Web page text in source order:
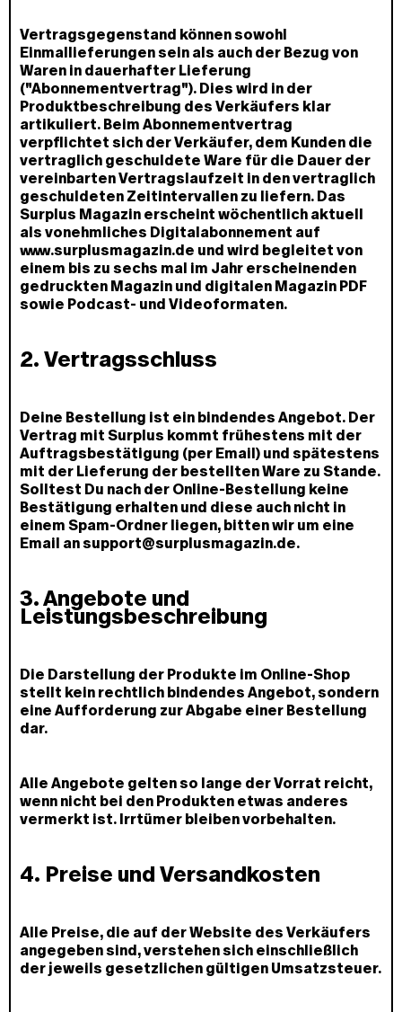
Vertragsgegenstand können sowohl
Einmallieferungen sein als auch der Bezug von
Waren in dauerhafter Lieferung
("Abonnementvertrag"). Dies wird in der
Produktbeschreibung des Verkäufers klar
artikuliert. Beim Abonnementvertrag
verpflichtet sich der Verkäufer, dem Kunden die
vertraglich geschuldete Ware für die Dauer der
vereinbarten Vertragslaufzeit in den vertraglich
geschuldeten Zeitintervallen zu liefern. Das
Surplus Magazin erscheint wöchentlich aktuell
als vonehmliches Digitalabonnement auf
www.surplusmagazin.de und wird begleitet von
einem bis zu sechs mal im Jahr erscheinenden
gedruckten Magazin und digitalen Magazin PDF
sowie Podcast- und Videoformaten.
2. Vertragsschluss
Deine Bestellung ist ein bindendes Angebot. Der
Vertrag mit Surplus kommt frühestens mit der
Auftragsbestätigung (per Email) und spätestens
mit der Lieferung der bestellten Ware zu Stande.
Solltest Du nach der Online-Bestellung keine
Bestätigung erhalten und diese auch nicht in
einem Spam-Ordner liegen, bitten wir um eine
Email an support@surplusmagazin.de.
3. Angebote und
Leistungsbeschreibung
Die Darstellung der Produkte im Online-Shop
stellt kein rechtlich bindendes Angebot, sondern
eine Aufforderung zur Abgabe einer Bestellung
dar.
Alle Angebote gelten so lange der Vorrat reicht,
wenn nicht bei den Produkten etwas anderes
vermerkt ist. Irrtümer bleiben vorbehalten.
4. Preise und Versandkosten
Alle Preise, die auf der Website des Verkäufers
angegeben sind, verstehen sich einschließlich
der jeweils gesetzlichen gültigen Umsatzsteuer.